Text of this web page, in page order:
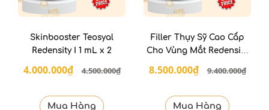
Skinbooster Teosyal
Redensity I 1 mL x 2
4.000.000₫ 4.500.000₫
Mua Hàng
Filler Thụy Sỹ Cao Cấp
Cho Vùng Mắt Redensity
8.500.000₫ 9.400.000₫
Mua Hàng